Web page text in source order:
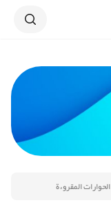
Search
الحوارات المقروءة